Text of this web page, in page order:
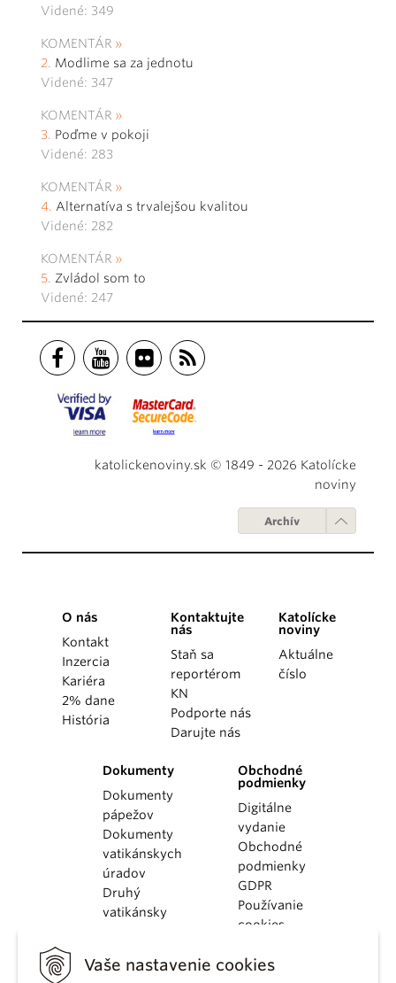
Vaše nastavenie cookies
Videné: 349
KOMENTÁR
Modlime sa za jednotu
Videné: 347
KOMENTÁR
Poďme v pokoji
Videné: 283
KOMENTÁR
Alternatíva s trvalejšou kvalitou
Videné: 282
KOMENTÁR
Zvládol som to
Videné: 247
katolickenoviny.sk © 1849 - 2026 Katolícke
noviny
Archív
O nás
Kontakt
Inzercia
Kariéra
2% dane
História
Kontaktujte
nás
Staň sa
reportérom
KN
Podporte nás
Darujte nás
Katolícke
noviny
Aktuálne
číslo
Dokumenty
Dokumenty
pápežov
Dokumenty
vatikánskych
úradov
Druhý
vatikánsky
KBS
Obchodné
podmienky
Digitálne
vydanie
Obchodné
podmienky
GDPR
Používanie
cookies